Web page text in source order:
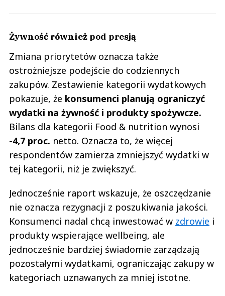
Żywność również pod presją
Zmiana priorytetów oznacza także
ostrożniejsze podejście do codziennych
zakupów. Zestawienie kategorii wydatkowych
pokazuje, że konsumenci planują ograniczyć
wydatki na żywność i produkty spożywcze.
Bilans dla kategorii Food & nutrition wynosi
-4,7 proc. netto. Oznacza to, że więcej
respondentów zamierza zmniejszyć wydatki w
tej kategorii, niż je zwiększyć.
Jednocześnie raport wskazuje, że oszczędzanie
nie oznacza rezygnacji z poszukiwania jakości.
Konsumenci nadal chcą inwestować w zdrowie i
produkty wspierające wellbeing, ale
jednocześnie bardziej świadomie zarządzają
pozostałymi wydatkami, ograniczając zakupy w
kategoriach uznawanych za mniej istotne.